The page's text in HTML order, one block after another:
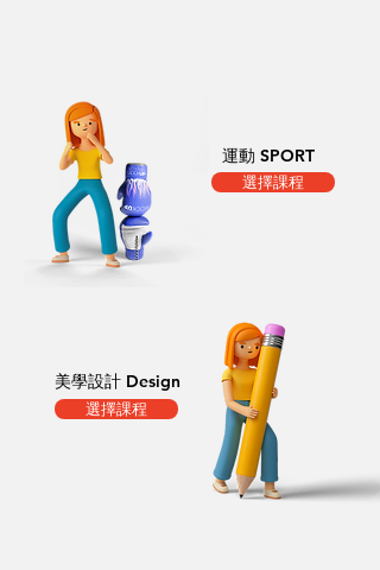
運動 SPORT
選擇課程
美學設計 Design
選擇課程